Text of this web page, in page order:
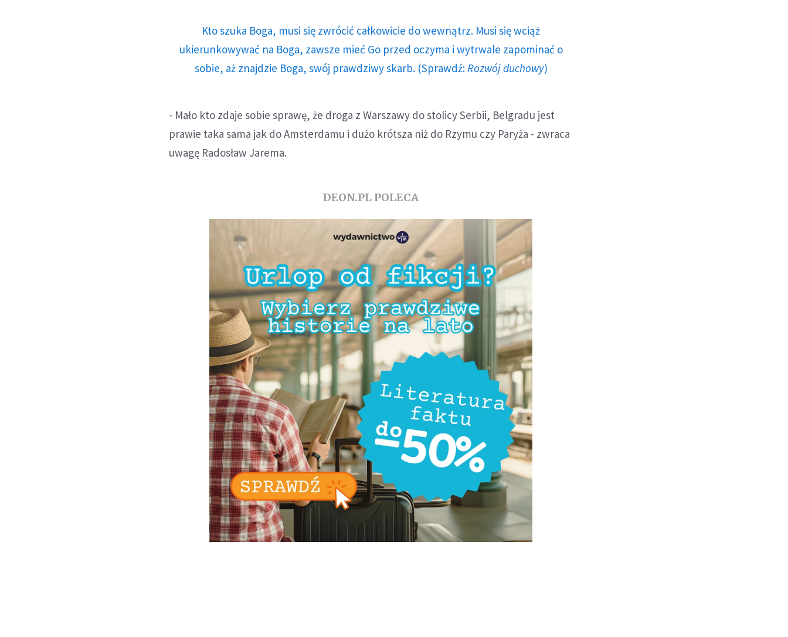
Kto szuka Boga, musi się zwrócić całkowicie do wewnątrz. Musi się wciąż
ukierunkowywać na Boga, zawsze mieć Go przed oczyma i wytrwale zapominać o
sobie, aż znajdzie Boga, swój prawdziwy skarb. (Sprawdź: Rozwój duchowy)
- Mało kto zdaje sobie sprawę, że droga z Warszawy do stolicy Serbii, Belgradu jest
prawie taka sama jak do Amsterdamu i dużo krótsza niż do Rzymu czy Paryża - zwraca
uwagę Radosław Jarema.
DEON.PL POLECA